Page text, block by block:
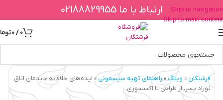
Skip to navigation
Skip to main content
ارتباط با ما 02188829955
0
/
0
فرشتگان » وبلاگ» راهنمای تهیه سیسمونی» ایده‌های خلاقانه چیدمان اتاق
نوزاد پسر، از طراحی تا اکسسوری